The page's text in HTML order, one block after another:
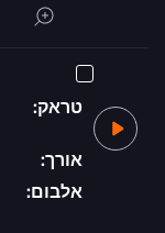
טראק:
אורך:
אלבום: